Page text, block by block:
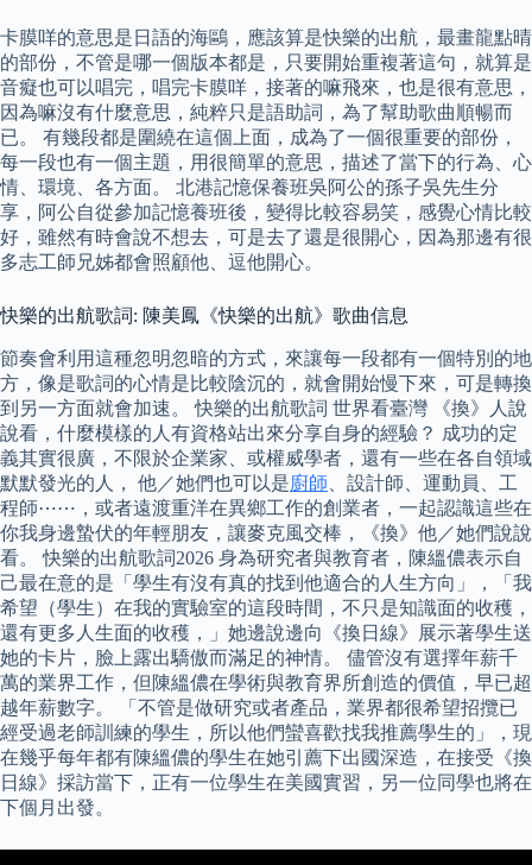
卡膜咩的意思是日語的海鷗，應該算是快樂的出航，最畫龍點晴
的部份，不管是哪一個版本都是，只要開始重複著這句，就算是
音癡也可以唱完，唱完卡膜咩，接著的嘛飛來，也是很有意思，
因為嘛沒有什麼意思，純粹只是語助詞，為了幫助歌曲順暢而
已。 有幾段都是圍繞在這個上面，成為了一個很重要的部份，
每一段也有一個主題，用很簡單的意思，描述了當下的行為、心
情、環境、各方面。 北港記憶保養班吳阿公的孫子吳先生分
享，阿公自從參加記憶養班後，變得比較容易笑，感覺心情比較
好，雖然有時會說不想去，可是去了還是很開心，因為那邊有很
多志工師兄姊都會照顧他、逗他開心。
快樂的出航歌詞: 陳美鳳《快樂的出航》歌曲信息
節奏會利用這種忽明忽暗的方式，來讓每一段都有一個特別的地
方，像是歌詞的心情是比較陰沉的，就會開始慢下來，可是轉換
到另一方面就會加速。 快樂的出航歌詞 世界看臺灣 《換》人說
說看，什麼模樣的人有資格站出來分享自身的經驗？ 成功的定
義其實很廣，不限於企業家、或權威學者，還有一些在各自領域
默默發光的人， 他／她們也可以是廚師 、設計師、運動員、工
程師⋯⋯，或者遠渡重洋在異鄉工作的創業者，一起認識這些在
你我身邊蟄伏的年輕朋友，讓麥克風交棒，《換》他／她們說說
看。 快樂的出航歌詞2026 身為研究者與教育者，陳縕儂表示自
己最在意的是「學生有沒有真的找到他適合的人生方向」，「我
希望（學生）在我的實驗室的這段時間，不只是知識面的收穫，
還有更多人生面的收穫，」她邊說邊向《換日線》展示著學生送
她的卡片，臉上露出驕傲而滿足的神情。 儘管沒有選擇年薪千
萬的業界工作，但陳縕儂在學術與教育界所創造的價值，早已超
越年薪數字。 「不管是做研究或者產品，業界都很希望招攬已
經受過老師訓練的學生，所以他們蠻喜歡找我推薦學生的」，現
在幾乎每年都有陳縕儂的學生在她引薦下出國深造，在接受《換
日線》採訪當下，正有一位學生在美國實習，另一位同學也將在
下個月出發。